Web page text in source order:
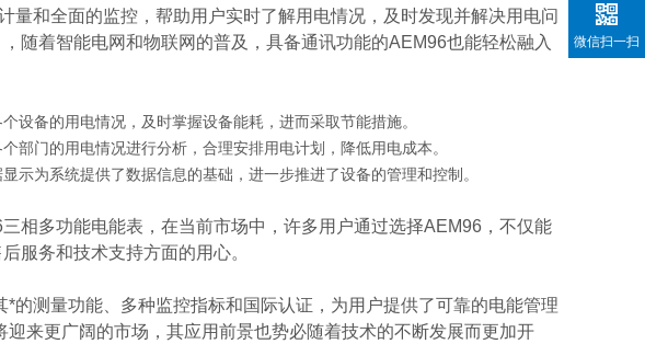
量和全面的监控，帮助用户实时了解用电情况，及时发现并解决用电问
随着智能电网和物联网的普及，具备通讯功能的AEM96也能轻松融入
设备的用电情况，及时掌握设备能耗，进而采取节能措施。
部门的用电情况进行分析，合理安排用电计划，降低用电成本。
示为系统提供了数据信息的基础，进一步推进了设备的管理和控制。
相多功能电能表，在当前市场中，许多用户通过选择AEM96，不仅能
服务和技术支持方面的用心。
的测量功能、多种监控指标和国际认证，为用户提供了可靠的电能管理
来更广阔的市场，其应用前景也势必随着技术的不断发展而更加开
微信扫一扫